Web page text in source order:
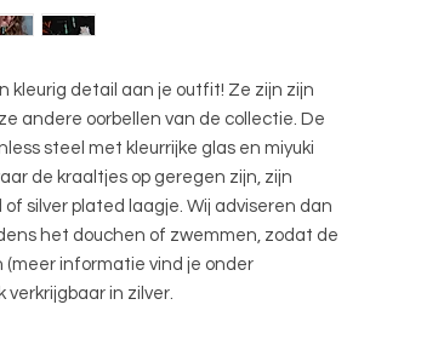
kleurig detail aan je outfit! Ze zijn zijn
andere oorbellen van de collectie. De
steel met kleurrijke glas en miyuki
de kraaltjes op geregen zijn, zijn
silver plated laagje. Wij adviseren dan
het douchen of zwemmen, zodat de
(meer informatie vind je onder
verkrijgbaar in zilver.